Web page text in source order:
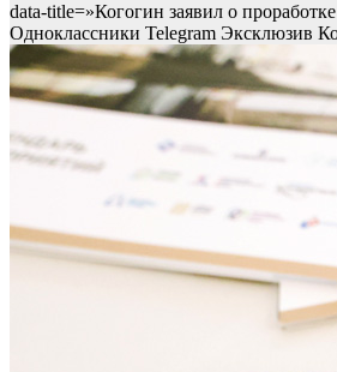
data-title=»Когогин заявил о
Одноклассники Telegram Эксклюзив